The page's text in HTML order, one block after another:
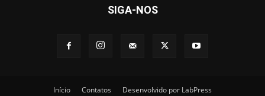
SIGA-NOS
Início Contatos Desenvolvido por LabPress